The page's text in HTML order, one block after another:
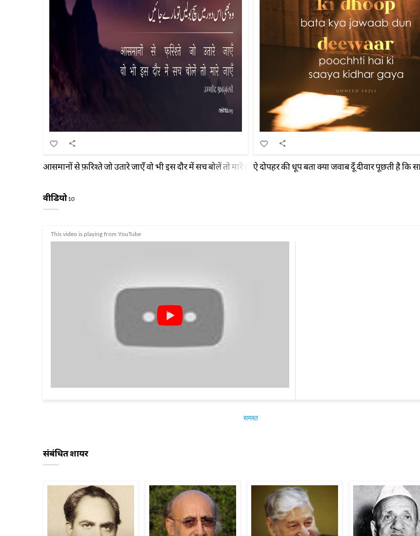
आसमानों से फ़रिश्ते जो उतारे जाएँ वो भी इस दौर में सच बोलें तो मारे जाएँऐ दोपहर की धूप बता क्या जवाब दूँ दीवार पूछती है कि
वीडियो10
This video is playing from YouTube
समस्त
संबंधित शायर